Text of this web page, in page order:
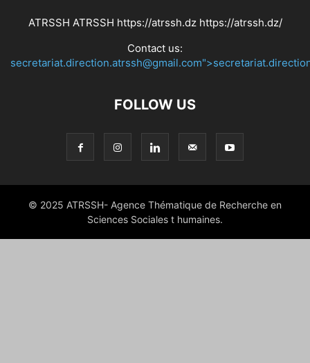
ATRSSH ATRSSH https://atrssh.dz https://atrssh.dz/
Contact us:
FOLLOW US
© 2025 ATRSSH- Agence Thématique de Recherche en
Sciences Sociales t humaines.